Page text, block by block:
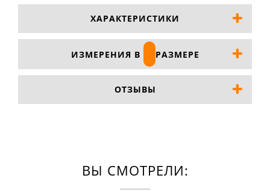
ХАРАКТЕРИСТИКИ
ИЗМЕРЕНИЯ В РАЗМЕРЕ
ОТЗЫВЫ
ВЫ СМОТРЕЛИ: